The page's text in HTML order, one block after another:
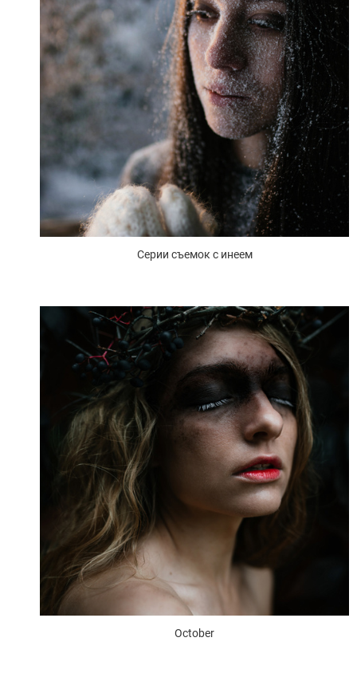
Серии съемок с инеем
October